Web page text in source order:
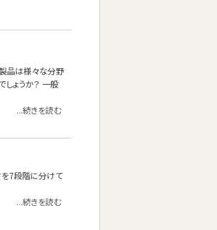
製品は様々な分野
しょうか？ 一般
...続きを読む
を7段階に分けて
...続きを読む